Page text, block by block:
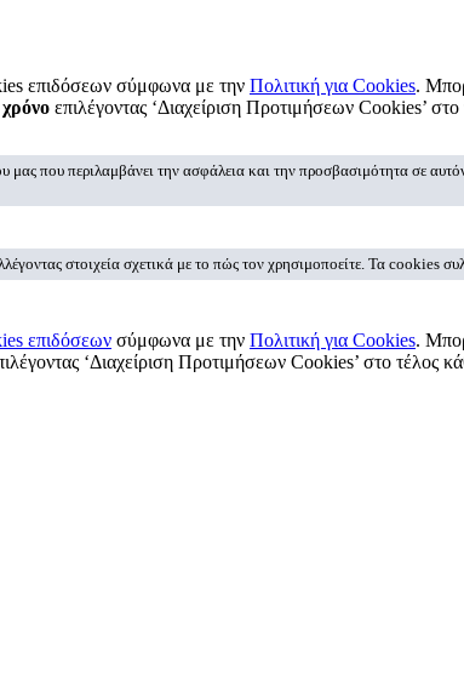
επιδόσεων σύμφωνα με την Πολιτική για Cookies.
επιλέγοντας ‘Διαχείριση Προτιμήσεων Cookies’
που περιλαμβάνει την ασφάλεια και την προσβασιμότητα σε
στοιχεία σχετικά με το πώς τον χρησιμοποείτε. Τα cookies
επιδόσεων σύμφωνα με την Πολιτική για Cookies.
‘Διαχείριση Προτιμήσεων Cookies’ στο τέλος